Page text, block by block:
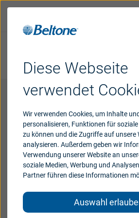
Diese Webseite
verwendet
Wir verwenden Cookies, um Inhalte
personalisieren, Funktionen für
zu können und die Zugriffe auf unsere
analysieren. Außerdem geben wir
Verwendung unserer Website an
soziale Medien, Werbung und
Partner führen diese Informationen
haben oder die sie im Rahmen Ihrer
gesammelt haben.Auswahl
Hörsysteme
Support & Unterstützung
WarumBeltone
Viele Menschen fragen sich, wie
1.000 Euro oder mehr pro Gerät
Antwort ist einfach: Zu einem
mehr, als man denkt. Entdecken
von Hörgeräten beinhaltet – vom
über eine umfassende Lieferung
kostenlosen Nachsorge. Klein in